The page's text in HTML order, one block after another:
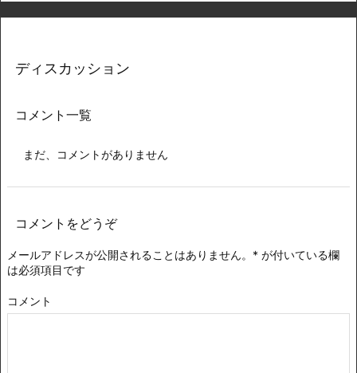
ディスカッション
コメント一覧
まだ、コメントがありません
コメントをどうぞ
メールアドレスが公開されることはありません。 * が付いている欄
は必須項目です
コメント